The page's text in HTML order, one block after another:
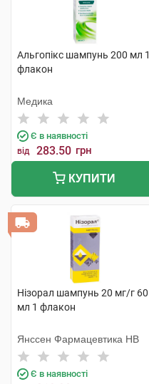
Альгопікс шампунь 200 мл 1
флакон
Медика
Є в наявності
від 283.50 грн
КУПИТИ
Нізорал шампунь 20 мг/г 60
мл 1 флакон
Янссен Фармацевтика НВ
Є в наявності